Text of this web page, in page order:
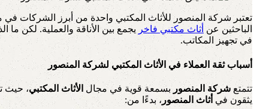
تعتبر شركة المنصور للأثاث المكتبي واحدة من أبرز الشركات
الباحثين عن أثاث مكتبي فاخر يجمع بين الأناقة والعملية. لكن ما
في تجهيز المكاتب.
أسباب ثقة العملاء في الأثاث المكتبي لشركة المنصور
تتمتع شركة المنصور بسمعة قوية في مجال الأثاث المكتبي، حيث
يثقون في أثاث المنصور ، بدءًا من: